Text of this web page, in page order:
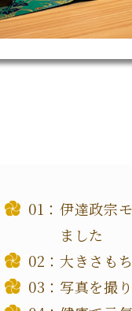
伊達政宗
ました
大きさも
写真を撮